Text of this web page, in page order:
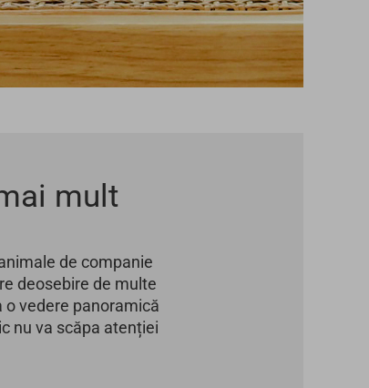
mult
de companie
deosebire de multe
o vedere panoramică
nu va scăpa atenției